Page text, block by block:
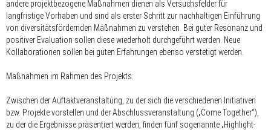
andere projektbezogene Maßnahmen dienen als Versuchsfelder für
langfristige Vorhaben und sind als erster Schritt zur nachhaltigen Einführung
von diversitätsfördernden Maßnahmen zu verstehen. Bei guter Resonanz und
positiver Evaluation sollen diese wiederholt durchgeführt werden. Neue
Kollaborationen sollen bei guten Erfahrungen ebenso verstetigt werden.
Maßnahmen im Rahmen des Projekts:
Zwischen der Auftaktveranstaltung, zu der sich die verschiedenen Initiativen
bzw. Projekte vorstellen und der Abschlussveranstaltung („Come Together“),
zu der die Ergebnisse präsentiert werden, finden fünf sogenannte „Highlight-